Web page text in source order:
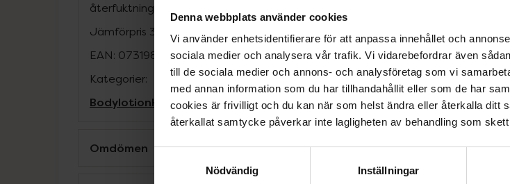
Denna webbplats använder cookies
Vi använder enhetsidentifierare för att anpassa innehållet och
sociala medier och analysera vår trafik. Vi vidarebefordrar även
till de sociala medier och annons- och analysföretag som vi
med annan information som du har tillhandahållit eller som de har
cookies är frivilligt och du kan när som helst ändra eller återkalla ditt
återkallat samtycke påverkar inte lagligheten av behandling som
Nödvändig
Inställningar
återfuktning i huden.
Jämförpris 372,50 kr /l
EAN: 07319861016024
Kategorier:
BodylotionHudvård
Omdömen Visa